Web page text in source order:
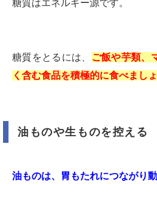
糖質はエネルギー源です。
糖質をとるには、 ご飯や芋類、
く含む食品を積極的に食べましょ
油ものや生ものを控える
油ものは、胃もたれにつながり